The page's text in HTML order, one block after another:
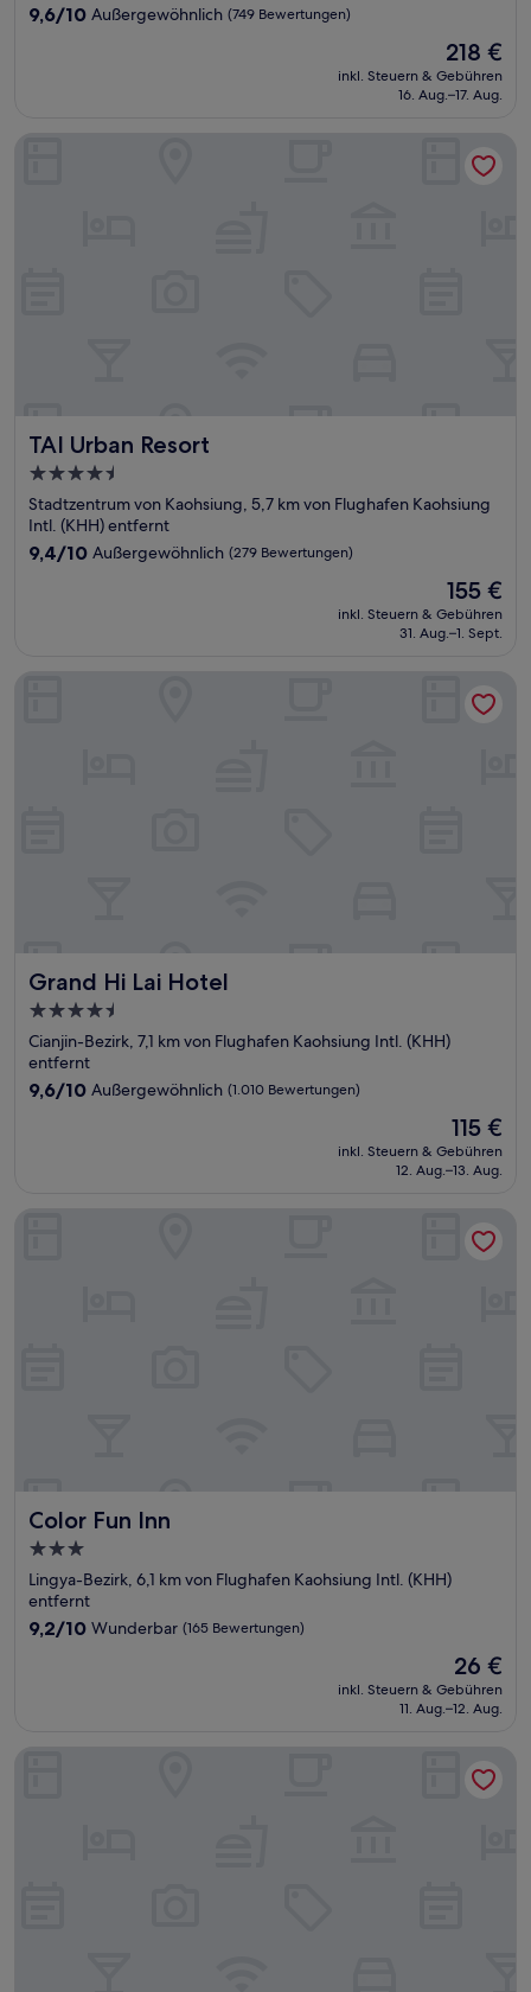
9.6
9,6/10 Außergewöhnlich (749 Bewertungen)
Der
Preis
beträgt
218 €
inkl. Steuern & Gebühren
16. Aug.–17. Aug.
TAI Urban Resort
TAI Urban Resort
4.5-
Sterne-
Unterkunft
Stadtzentrum von Kaohsiung, 5,7 km von Flughafen Kaohsiung
Intl. (KHH) entfernt
9.4
9,4/10 Außergewöhnlich (279 Bewertungen)
Der
Preis
beträgt
155 €
inkl. Steuern & Gebühren
31. Aug.–1. Sept.
Grand Hi Lai Hotel
Grand Hi Lai Hotel
4.5-
Sterne-
Unterkunft
Cianjin-Bezirk, 7,1 km von Flughafen Kaohsiung Intl. (KHH)
entfernt
9.6
9,6/10 Außergewöhnlich (1.010 Bewertungen)
Der
Preis
beträgt
115 €
inkl. Steuern & Gebühren
12. Aug.–13. Aug.
Grand Hi Lai Hotel
Color Fun Inn
Color Fun Inn
3.0-
Sterne-
Unterkunft
Lingya-Bezirk, 6,1 km von Flughafen Kaohsiung Intl. (KHH)
entfernt
9.2
9,2/10 Wunderbar (165 Bewertungen)
Der
Preis
beträgt
26 €
inkl. Steuern & Gebühren
11. Aug.–12. Aug.
Kindness Hotel Glory Pier